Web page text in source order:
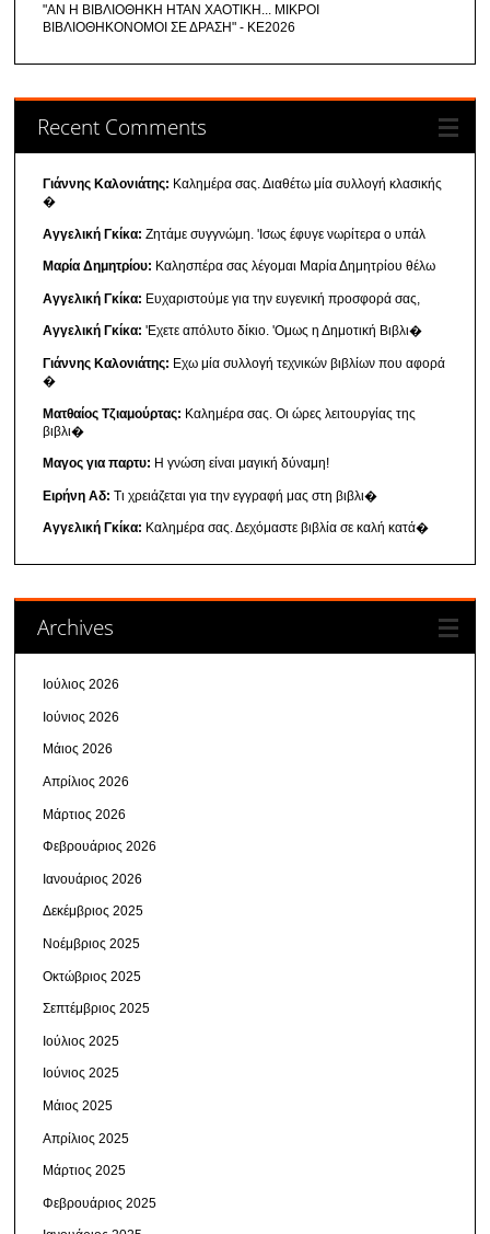
"ΑΝ Η ΒΙΒΛΙΟΘΗΚΗ ΗΤΑΝ ΧΑΟΤΙΚΗ... ΜΙΚΡΟΙ
ΒΙΒΛΙΟΘΗΚΟΝΟΜΟΙ ΣΕ ΔΡΑΣΗ" - ΚΕ2026
Recent Comments
Γιάννης Καλονιάτης: Καλημέρα σας. Διαθέτω μία συλλογή κλασικής
�
Αγγελική Γκίκα: Ζητάμε συγγνώμη. 'Ισως έφυγε νωρίτερα ο υπάλ
Μαρία Δημητρίου: Καλησπέρα σας λέγομαι Μαρία Δημητρίου θέλω
Αγγελική Γκίκα: Ευχαριστούμε για την ευγενική προσφορά σας,
Αγγελική Γκίκα: 'Εχετε απόλυτο δίκιο. 'Ομως η Δημοτική Βιβλι�
Γιάννης Καλονιάτης: Εχω μία συλλογή τεχνικών βιβλίων που αφορά
�
Ματθαίος Τζιαμούρτας: Καλημέρα σας. Οι ώρες λειτουργίας της
βιβλι�
Μαγος για παρτυ: Η γνώση είναι μαγική δύναμη!
Ειρήνη Αδ: Τι χρειάζεται για την εγγραφή μας στη βιβλι�
Αγγελική Γκίκα: Καλημέρα σας. Δεχόμαστε βιβλία σε καλή κατά�
Archives
Ιούλιος 2026
Ιούνιος 2026
Μάιος 2026
Απρίλιος 2026
Μάρτιος 2026
Φεβρουάριος 2026
Ιανουάριος 2026
Δεκέμβριος 2025
Νοέμβριος 2025
Οκτώβριος 2025
Σεπτέμβριος 2025
Ιούλιος 2025
Ιούνιος 2025
Μάιος 2025
Απρίλιος 2025
Μάρτιος 2025
Φεβρουάριος 2025